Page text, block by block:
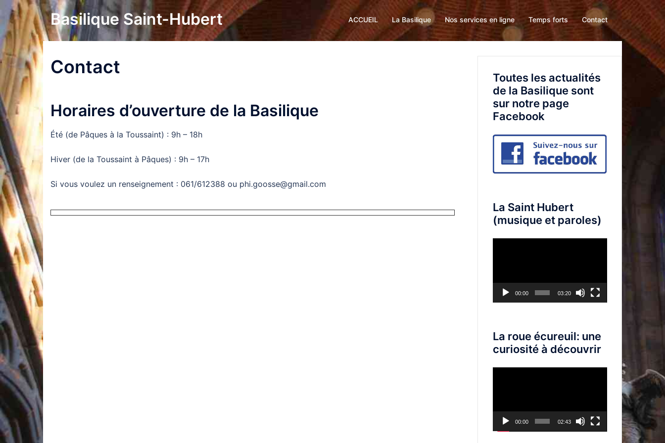
Aller
au
contenu
Basilique Saint-Hubert ACCUEIL La Basilique Nos services en ligne Temps forts Contact
Contact
Horaires d’ouverture de la Basilique
Été (de Pâques à la Toussaint) : 9h – 18h
Hiver (de la Toussaint à Pâques) : 9h – 17h
Si vous voulez un renseignement : 061/612388 ou phi.goosse@gmail.com
Toutes les actualités
de la Basilique sont
sur notre page
Facebook
La Saint Hubert
(musique et paroles)
00:00 03:20
La roue écureuil: une
curiosité à découvrir
00:00 02:43